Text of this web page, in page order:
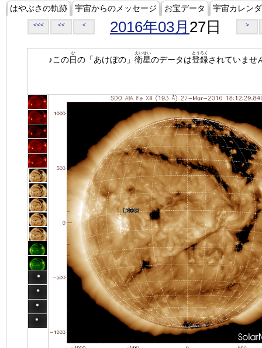
はやぶさの軌跡 宇宙からのメッセージ お宝データ 宇宙カレン
<<< << < 2016年03月 27日 >
♪この日
ひ
の「あけぼの」 衛星
えいせい
のデータは登録
とうろく
されていませ